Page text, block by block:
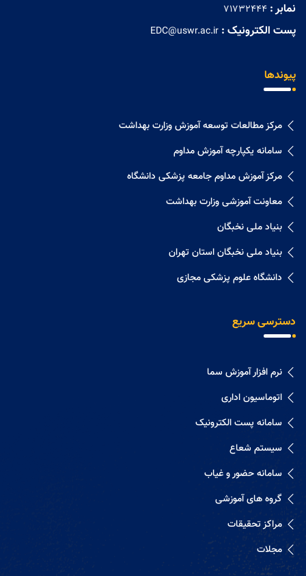
نمابر : 71732444
پست الکترونیک : EDC@uswr.ac.ir
پیوندها
مرکز مطالعات توسعه آموزش وزارت بهداشت
سامانه یکپارچه آموزش مداوم
مرکز آموزش مداوم جامعه پزشکی دانشگاه
معاونت آموزشی وزارت بهداشت
بنیاد ملی نخبگان
بنیاد ملی نخبگان استان تهران
دانشگاه علوم پزشکی مجازی
دسترسی سریع
نرم افزار آموزش سما
اتوماسیون اداری
سامانه پست الکترونیک
سیستم شعاع
سامانه حضور و غیاب
گروه های آموزشی
مراکز تحقیقات
مجلات